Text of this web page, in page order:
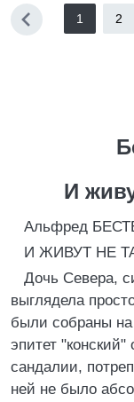
1 2
И
Альфред
И ЖИВУТ НЕ
Дочь Севера,
выглядела
были собраны на
эпитет
сандалии,
ней не было